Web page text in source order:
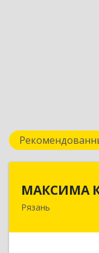
МАКСИМА
Рязань
390006,